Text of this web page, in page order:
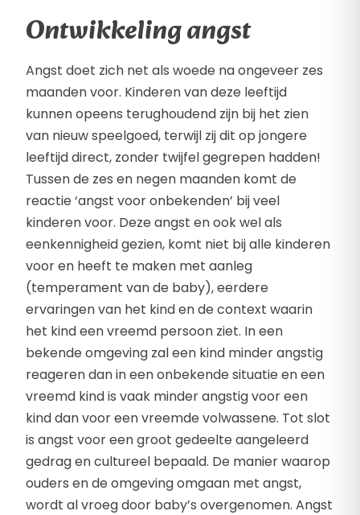
Ontwikkeling angst
Angst doet zich net als woede na ongeveer zes
maanden voor. Kinderen van deze leeftijd
kunnen opeens terughoudend zijn bij het zien
van nieuw speelgoed, terwijl zij dit op jongere
leeftijd direct, zonder twijfel gegrepen hadden!
Tussen de zes en negen maanden komt de
reactie ‘angst voor onbekenden’ bij veel
kinderen voor. Deze angst en ook wel als
eenkennigheid gezien, komt niet bij alle kinderen
voor en heeft te maken met aanleg
(temperament van de baby), eerdere
ervaringen van het kind en de context waarin
het kind een vreemd persoon ziet. In een
bekende omgeving zal een kind minder angstig
reageren dan in een onbekende situatie en een
vreemd kind is vaak minder angstig voor een
kind dan voor een vreemde volwassene. Tot slot
is angst voor een groot gedeelte aangeleerd
gedrag en cultureel bepaald. De manier waarop
ouders en de omgeving omgaan met angst,
wordt al vroeg door baby’s overgenomen. Angst